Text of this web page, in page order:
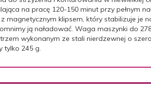
na pracę 120-150 minut przy pełnym
klipsem, który stabilizuje je
ją naładować. Waga maszynki do
wykonanym ze stali nierdzewnej o
tylko 245 g.